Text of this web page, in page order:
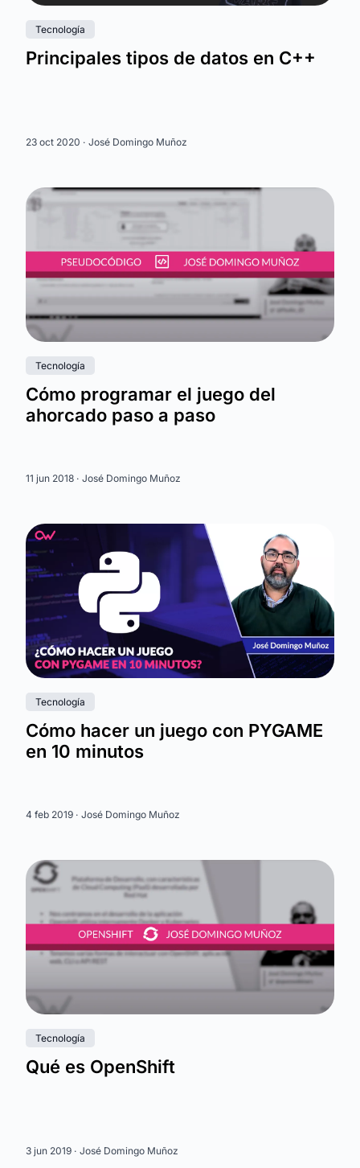
Tecnología
Principales tipos de datos en C++
23 oct 2020 · José Domingo Muñoz
Tecnología
Cómo programar el juego del
ahorcado paso a paso
11 jun 2018 · José Domingo Muñoz
Tecnología
Cómo hacer un juego con PYGAME
en 10 minutos
4 feb 2019 · José Domingo Muñoz
Tecnología
Qué es OpenShift
3 jun 2019 · José Domingo Muñoz